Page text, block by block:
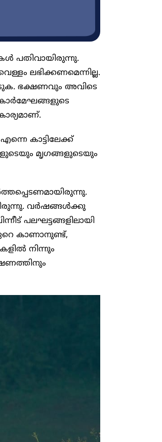
പതിവായിരുന്നു.
ലഭിക്കണമെന്നില്ല.
ഭക്ഷണവും അവിടെ
കാർമേഘങ്ങളുടെ
കാട്ടിലേക്ക്
മൃഗങ്ങളുടെയും
വർഷങ്ങൾക്കു
പലഘട്ടങ്ങളിലായി
കാണാനുണ്ട്,
നിന്നും